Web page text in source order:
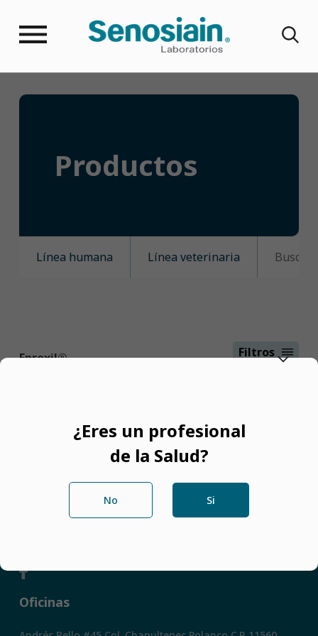
Productos
Línea humana Línea veterinaria
Filtros
Enroxil®
Antimicrobiano de amplio
espectro y micoplasmicida.
Presentaciones
inyectable y solución oral.
Ver mas
Oficinas
¿Eres un profesional
de la Salud?
No Si